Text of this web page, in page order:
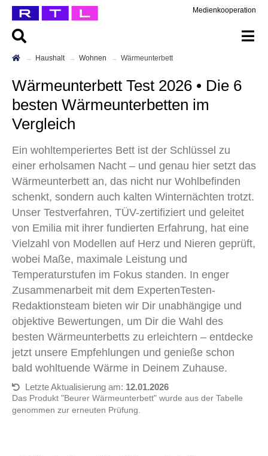
Medienkooperation
Haushalt Wohnen Wärmeunterbett
Wärmeunterbett Test 2026 • Die 6
besten Wärmeunterbetten im
Vergleich
Ein wohltemperiertes Bett ist der Schlüssel zu
einer erholsamen Nacht – und genau hier setzt das
Wärmeunterbett an, das nicht nur Wohlbefinden
schenkt, sondern auch kalten Winternächten trotzt.
Unser Testverfahren, TÜV-zertifiziert und geleitet
von Emilia mit ihrer fundierten Erfahrung, hat eine
Vielzahl von Modellen auf Herz und Nieren geprüft,
wobei Maße, maximale Leistung und
Temperaturstufen im Fokus standen. In enger
Zusammenarbeit mit dem ExpertenTesten-
Redaktionsteam bieten wir Dir unabhängige und
objektive Bewertungen, um Dir die Wahl des
besten Wärmeunterbetts zu erleichtern – entdecke
jetzt unsere Empfehlungen und genieße schon
bald wohltuende Wärme in Deinem Zuhause.
Letzte Aktualisierung am: 12.01.2026
Das Produkt "Beurer Wärmeunterbett" wurde aus der Tabelle
genommen zur erneuten Prüfung.